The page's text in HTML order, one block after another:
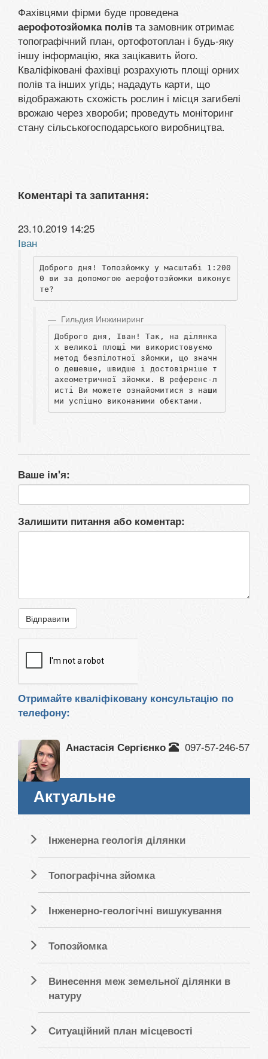
Фахівцями фірми буде проведена
аерофотозйомка полів та замовник отримає
топографічний план, ортофотоплан і будь-яку
іншу інформацію, яка зацікавить його.
Кваліфіковані фахівці розрахують площі орних
полів та інших угідь; нададуть карти, що
відображають схожість рослин і місця загибелі
врожаю через хвороби; проведуть моніторинг
стану сільськогосподарського виробництва.
Коментарі та запитання:
23.10.2019 14:25
Іван
Доброго дня! Топозйомку у масштабі 1:200
0 ви за допомогою аерофотозйомки виконує
те?
Гильдия Инжиниринг
Доброго дня, Іван! Так, на ділянка
х великої площі ми використовуємо
метод безпілотної зйомки, що значн
о дешевше, швидше і достовірніше т
ахеометричної зйомки. В референс-л
исті Ви можете ознайомитися з наши
ми успішно виконаними обєктами.
Ваше ім'я:
Залишити питання або коментар:
Відправити
Отримайте кваліфіковану консультацію по
телефону:
Анастасія Сергієнко 097-57-246-57
Актуальне
Інженерна геологія ділянки
Топографічна зйомка
Інженерно-геологічні вишукування
Топозйомка
Винесення меж земельної ділянки в
натуру
Ситуаційний план місцевості